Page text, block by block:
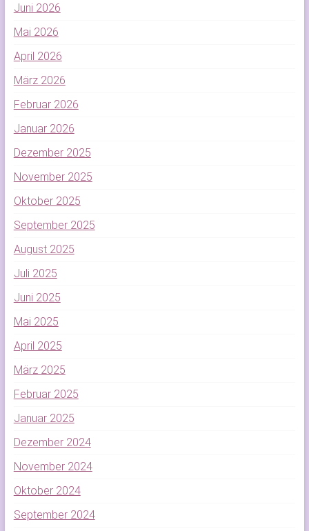
Juni 2026
Mai 2026
April 2026
März 2026
Februar 2026
Januar 2026
Dezember 2025
November 2025
Oktober 2025
September 2025
August 2025
Juli 2025
Juni 2025
Mai 2025
April 2025
März 2025
Februar 2025
Januar 2025
Dezember 2024
November 2024
Oktober 2024
September 2024